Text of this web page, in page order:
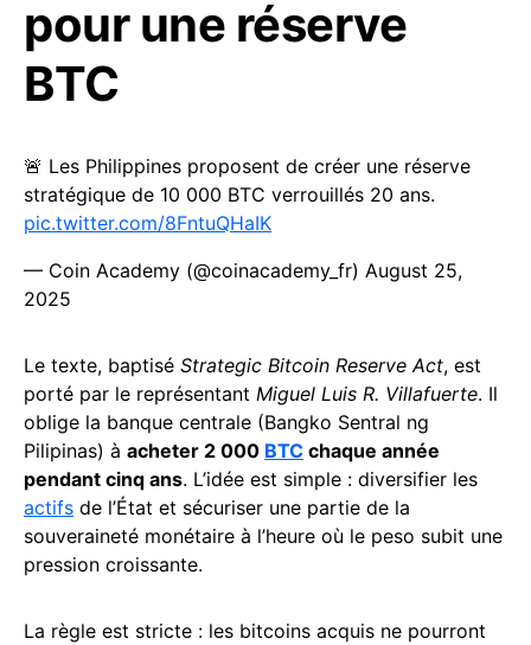
pour une réserve
BTC
🚨 Les Philippines proposent de créer une réserve
stratégique de 10 000 BTC verrouillés 20 ans.
pic.twitter.com/8FntuQHaIK
— Coin Academy (@coinacademy_fr) August 25,
2025
Le texte, baptisé Strategic Bitcoin Reserve Act, est
porté par le représentant Miguel Luis R. Villafuerte. Il
oblige la banque centrale (Bangko Sentral ng
Pilipinas) à acheter 2 000 BTC chaque année
pendant cinq ans. L’idée est simple : diversifier les
actifs de l’État et sécuriser une partie de la
souveraineté monétaire à l’heure où le peso subit une
pression croissante.
La règle est stricte : les bitcoins acquis ne pourront